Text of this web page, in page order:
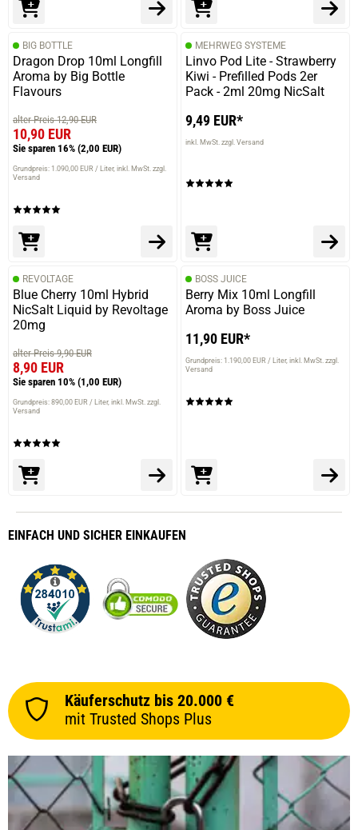
BIG BOTTLE
Dragon Drop 10ml Longfill
Aroma by Big Bottle
Flavours
alter Preis 12,90 EUR
10,90 EUR
Sie sparen 16% (2,00 EUR)
Grundpreis: 1.090,00 EUR / Liter inkl. MwSt. zzgl.
Versand
MEHRWEG SYSTEME
Linvo Pod Lite - Strawberry
Kiwi - Prefilled Pods 2er
Pack - 2ml 20mg NicSalt
9,49 EUR*
inkl. MwSt. zzgl. Versand
REVOLTAGE
Blue Cherry 10ml Hybrid
NicSalt Liquid by Revoltage
20mg
alter Preis 9,90 EUR
8,90 EUR
Sie sparen 10% (1,00 EUR)
Grundpreis: 890,00 EUR / Liter inkl. MwSt. zzgl.
Versand
BOSS JUICE
Berry Mix 10ml Longfill
Aroma by Boss Juice
11,90 EUR*
Grundpreis: 1.190,00 EUR / Liter inkl. MwSt. zzgl.
Versand
EINFACH UND SICHER EINKAUFEN
Käuferschutz bis 20.000 €
mit Trusted Shops Plus